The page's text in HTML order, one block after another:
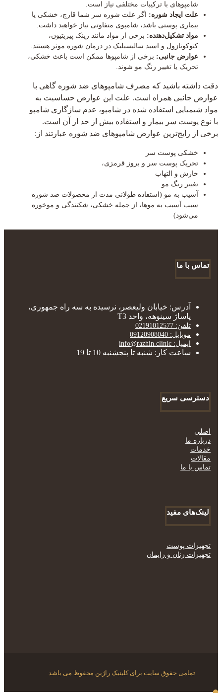
شامپوهای با ترکیبات مختلفی نیاز است.
علت ایجاد شوره: اگر علت شوره سر شما قارچ، خشکی یا
بیماری پوستی باشد، شامپوی متفاوتی نیاز خواهید داشت.
مواد تشکیل‌دهنده: برخی از مواد مانند زینک پیریتیون،
کتوکونازول و اسید سالیسیلیک در درمان شوره موثر هستند.
عوارض جانبی: برخی از شامپوها ممکن است باعث خشکی،
تحریک یا تغییر رنگ مو شوند.
دقت داشته باشید که مصرف شامپوهای ضد شوره گاهی با
عوارض جانبی همراه است. علت این عوارض حساسیت به
مواد شیمیایی استفاده شده در شامپو، عدم سازگاری شامپو
با نوع پوست سر بیمار و استفاده بیش از حد از آن است.
برخی از رایج‌ترین عوارض شامپوهای ضد شوره عبارتند از:
خشکی پوست سر
تحریک پوست سر و بروز قرمزی،
خارش و التهاب
تغییر رنگ مو
آسیب به مو (استفاده طولانی مدت از محصولات ضد شوره
سبب آسیب به موها، از جمله خشکی، شکنندگی و موخوره
می‌شود)
تماس با ما
آدرس: خیابان ولیعصر، نرسیده به سه راه جمهوری،
پاساژ سینوهه، واحد T3
تلفن: 02191012577
موبایل: 09120908040
ایمیل: info@razhin.clinic
ساعت کار: شنبه تا پنجشنبه 10 تا 19
دسترسی سریع
اصلی
درباره ما
خدمات
مقالات
تماس با ما
لینک‌های مفید
تجهیزات پوست
تجهیزات زنان و زایمان
تمامی حقوق سایت برای کلینیک راژین محفوظ می باشد